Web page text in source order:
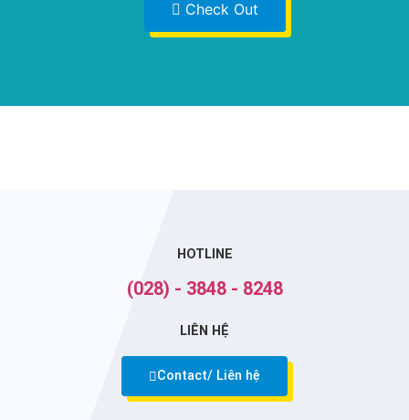
Check Out
HOTLINE
(028) - 3848 - 8248
LIÊN HỆ
Contact/ Liên hệ